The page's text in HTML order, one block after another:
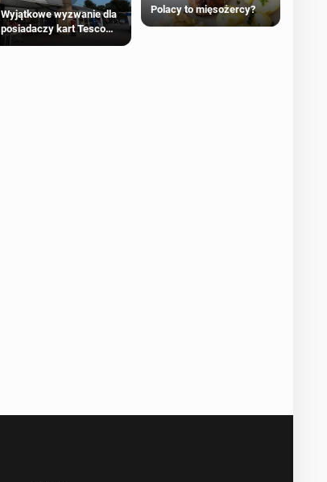
Wyjątkowe wyzwanie dla
posiadaczy kart Tesco
Clubcard!
Polacy to mięsożercy?